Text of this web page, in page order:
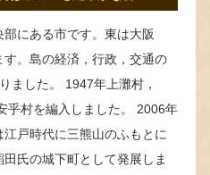
にある市です。東は大阪
。島の経済，行政，交通の
ました。 1947年上灘村，
乎村を編入しました。 2006年
戸時代に三熊山のふもとに
氏の城下町として発展しま